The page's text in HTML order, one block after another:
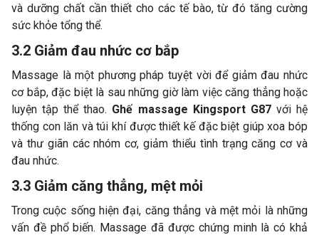
và dưỡng chất cần thiết cho các tế bào, từ đó tăng cường
sức khỏe tổng thể.
3.2 Giảm đau nhức cơ bắp
Massage là một phương pháp tuyệt vời để giảm đau nhức
cơ bắp, đặc biệt là sau những giờ làm việc căng thẳng hoặc
luyện tập thể thao. Ghế massage Kingsport G87với hệ
thống con lăn và túi khí được thiết kế đặc biệt giúp xoa bóp
và thư giãn các nhóm cơ, giảm thiểu tình trạng căng cơ và
đau nhức.
3.3 Giảm căng thẳng, mệt mỏi
Trong cuộc sống hiện đại, căng thẳng và mệt mỏi là những
vấn đề phổ biến. Massage đã được chứng minh là có khả